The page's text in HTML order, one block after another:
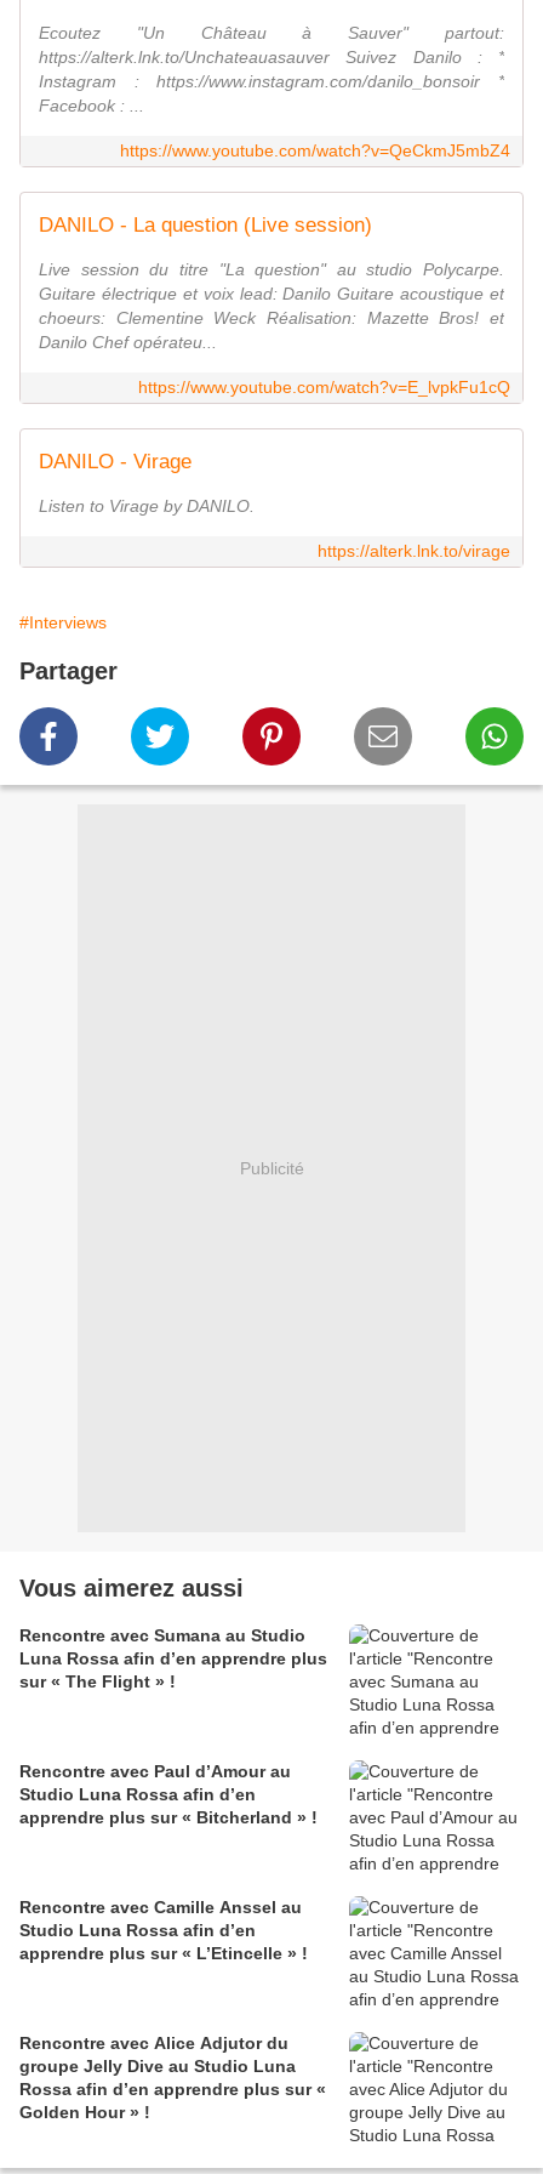
Ecoutez "Un Château à Sauver" partout:
https://alterk.lnk.to/Unchateauasauver Suivez Danilo : *
Instagram : https://www.instagram.com/danilo_bonsoir *
Facebook : ...
https://www.youtube.com/watch?v=QeCkmJ5mbZ4
DANILO - La question (Live session)
Live session du titre "La question" au studio Polycarpe.
Guitare électrique et voix lead: Danilo Guitare acoustique et
choeurs: Clementine Weck Réalisation: Mazette Bros! et
Danilo Chef opérateu...
https://www.youtube.com/watch?v=E_lvpkFu1cQ
DANILO - Virage
Listen to Virage by DANILO.
https://alterk.lnk.to/virage
#Interviews
Partager
Publicité
Vous aimerez aussi
Rencontre avec Sumana au Studio
Luna Rossa afin d’en apprendre plus
sur « The Flight » !
Rencontre avec Paul d’Amour au
Studio Luna Rossa afin d’en
apprendre plus sur « Bitcherland » !
Rencontre avec Camille Anssel au
Studio Luna Rossa afin d’en
apprendre plus sur « L’Etincelle » !
Rencontre avec Alice Adjutor du
groupe Jelly Dive au Studio Luna
Rossa afin d’en apprendre plus sur «
Golden Hour » !